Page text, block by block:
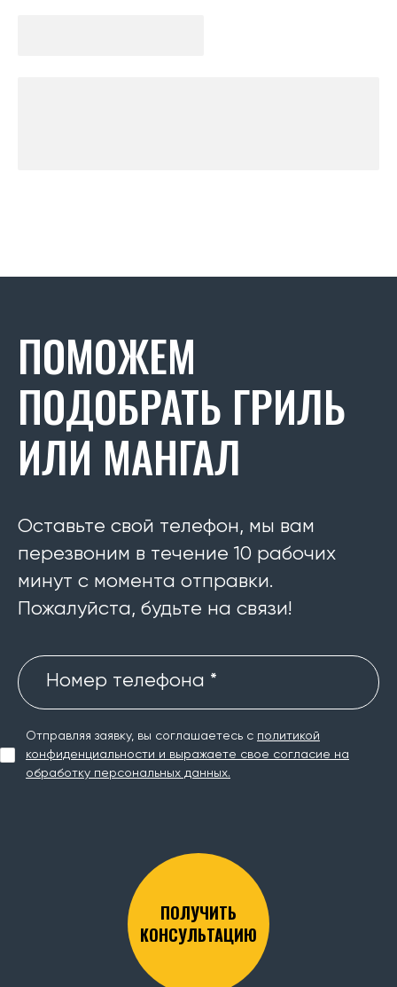
ПОМОЖЕМ
ПОДОБРАТЬ ГРИЛЬ
ИЛИ МАНГАЛ
Оставьте свой телефон, мы вам
перезвоним в течение 10 рабочих
минут с момента отправки.
Пожалуйста, будьте на связи!
Номер телефона *
Отправляя заявку, вы соглашаетесь с политикой
конфиденциальности и выражаете свое согласие на
обработку персональных данных.
ПОЛУЧИТЬ
КОНСУЛЬТАЦИЮ